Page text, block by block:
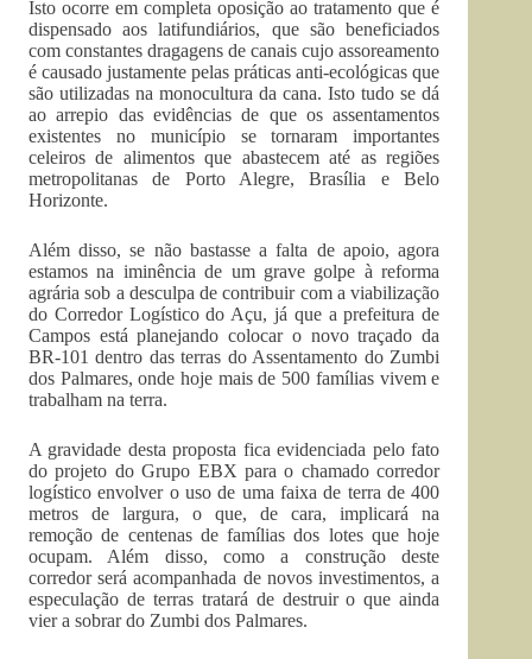
Isto ocorre em completa oposição ao tratamento que é
dispensado aos latifundiários, que são beneficiados
com constantes dragagens de canais cujo assoreamento
é causado justamente pelas práticas anti-ecológicas que
são utilizadas na monocultura da cana. Isto tudo se dá
ao arrepio das evidências de que os assentamentos
existentes no município se tornaram importantes
celeiros de alimentos que abastecem até as regiões
metropolitanas de Porto Alegre, Brasília e Belo
Horizonte.
Além disso, se não bastasse a falta de apoio, agora
estamos na iminência de um grave golpe à reforma
agrária sob a desculpa de contribuir com a viabilização
do Corredor Logístico do Açu, já que a prefeitura de
Campos está planejando colocar o novo traçado da
BR-101 dentro das terras do Assentamento do Zumbi
dos Palmares, onde hoje mais de 500 famílias vivem e
trabalham na terra.
A gravidade desta proposta fica evidenciada pelo fato
do projeto do Grupo EBX para o chamado corredor
logístico envolver o uso de uma faixa de terra de 400
metros de largura, o que, de cara, implicará na
remoção de centenas de famílias dos lotes que hoje
ocupam. Além disso, como a construção deste
corredor será acompanhada de novos investimentos, a
especulação de terras tratará de destruir o que ainda
vier a sobrar do Zumbi dos Palmares.